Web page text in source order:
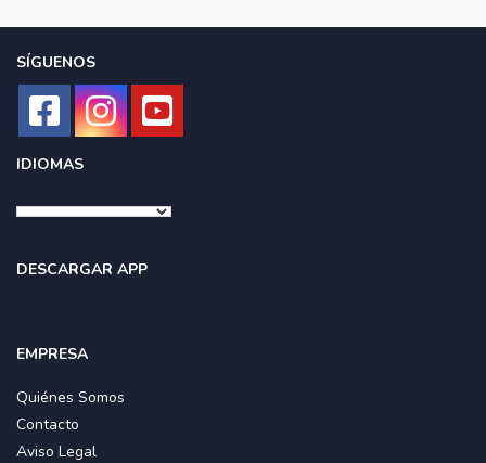
El Emplazamiento: Noja destaca entre las villas
más que aportar que sol y playa. Se puede apreciar
la naturaleza, deporte, gastronomía, cultura y
SÍGUENOS
IDIOMAS
DESCARGAR APP
EMPRESA
Quiénes Somos
Contacto
Aviso Legal